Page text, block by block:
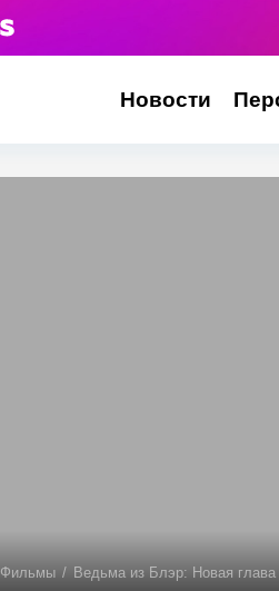
Новости
Фильмы / Ведьма из Блэр: Новая глава